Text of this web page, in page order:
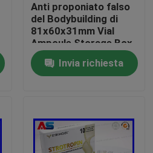
Anti proponiato falso
del Bodybuilding di
81x60x31mm Vial
Ampoule Storage Box
For 1ml
Invia richiesta